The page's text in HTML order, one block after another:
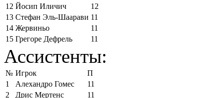
12 Йосип Иличич
12
13 Стефан Эль-Шаарави 11
14 Жервиньо
11
15 Грегоре Дефрель 11
Ассистенты:
№ Игрок
П
1
Алехандро Гомес
11
2
Дрис Мертенс
11